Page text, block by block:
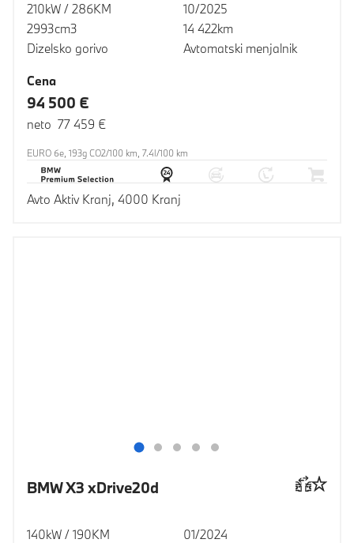
210kW / 286KM
2993cm3
Dizelsko gorivo
10/2025
14 422km
Avtomatski menjalnik
Cena
94 500 €
neto 77 459 €
EURO 6e, 193g CO2/100 km, 7.4l/100 km
Avto Aktiv Kranj, 4000 Kranj
BMW X3 xDrive20d
140kW / 190KM
01/2024